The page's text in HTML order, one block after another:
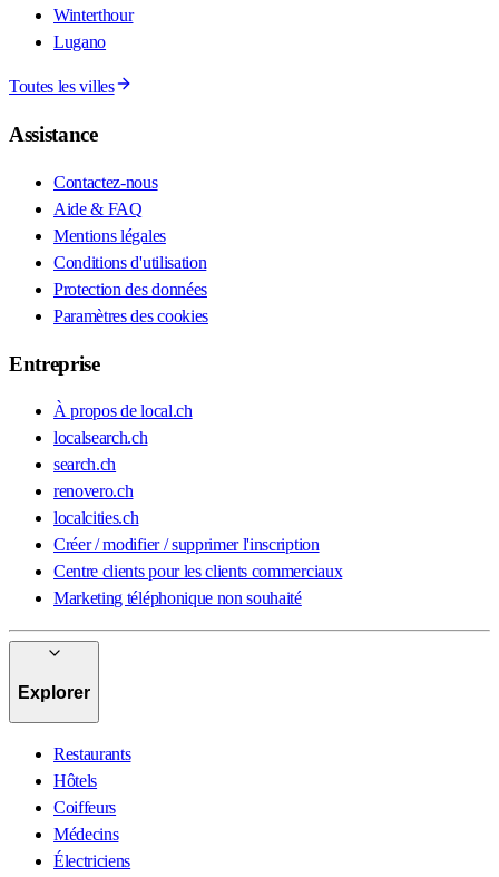
Winterthour
Lugano
Toutes les villes
Assistance
Contactez-nous
Aide & FAQ
Mentions légales
Conditions d'utilisation
Protection des données
Paramètres des cookies
Entreprise
À propos de local.ch
localsearch.ch
search.ch
renovero.ch
localcities.ch
Créer / modifier / supprimer l'inscription
Centre clients pour les clients commerciaux
Marketing téléphonique non souhaité
Explorer
Restaurants
Hôtels
Coiffeurs
Médecins
Électriciens